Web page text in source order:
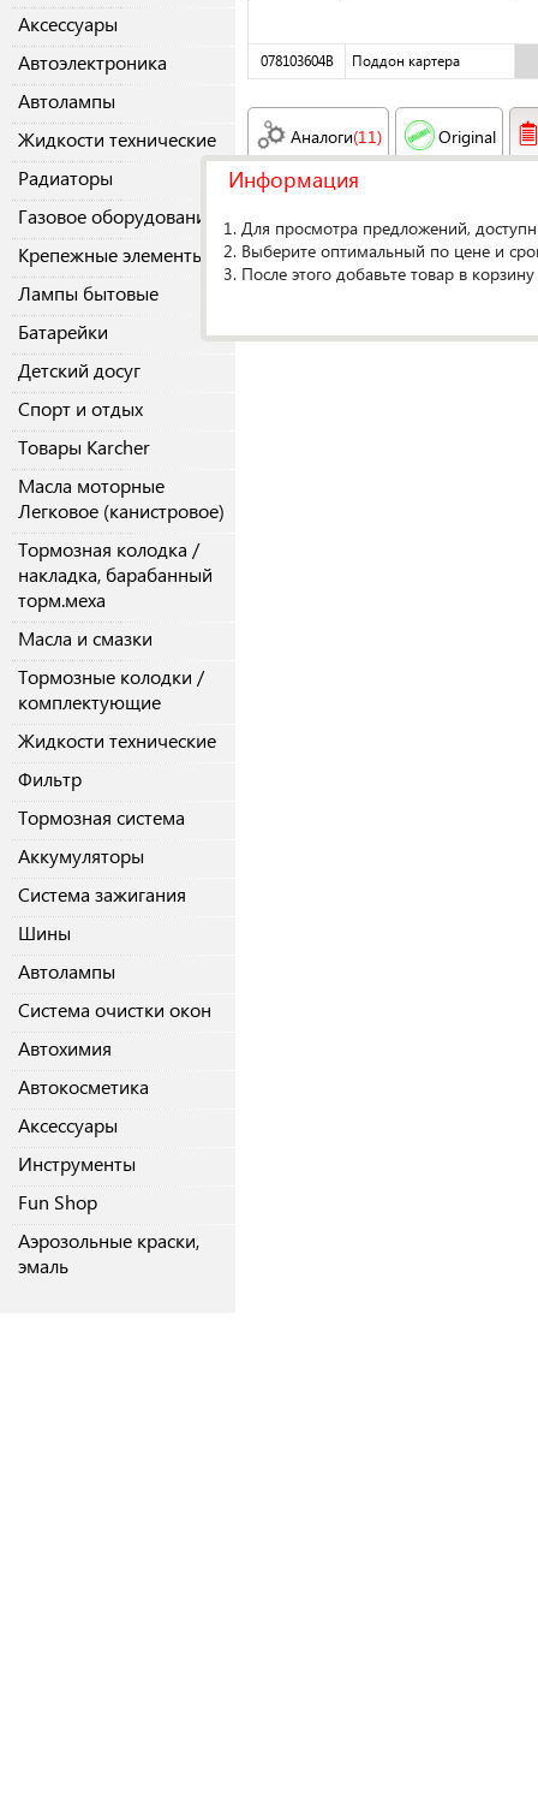
Аксессуары
Автоэлектроника
Автолампы
Жидкости технические
Радиаторы
Газовое оборудование
Крепежные элементы
Лампы бытовые
Батарейки
Детский досуг
Спорт и отдых
Товары Karcher
Масла моторные
Легковое (канистровое)
Тормозная колодка /
накладка, барабанный
торм.меха
Масла и смазки
Тормозные колодки /
комплектующие
Жидкости технические
Фильтр
Тормозная система
Аккумуляторы
Система зажигания
Шины
Автолампы
Система очистки окон
Автохимия
Автокосметика
Аксессуары
Инструменты
Fun Shop
Аэрозольные краски,
эмаль
078103604B Поддон картера
Аналоги(11) Original
Информация
1. Для просмотра предложений,
2. Выберите оптимальный по цене и
3. После этого добавьте товар в